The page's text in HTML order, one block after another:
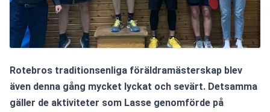
Rotebros traditionsenliga föräldramästerskap blev
även denna gång mycket lyckat och sevärt. Detsamma
gäller de aktiviteter som Lasse genomförde på